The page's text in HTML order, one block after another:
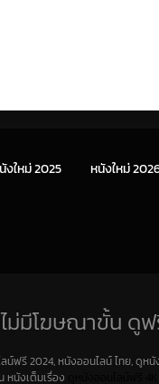
งใหม่ 2025 หนังใหม่
มีโฆษณาขั้น ดูฟ
ฟรี 2024, หนังออนไลน์ ไทย, ดู
หนังเต็มเรื่อง